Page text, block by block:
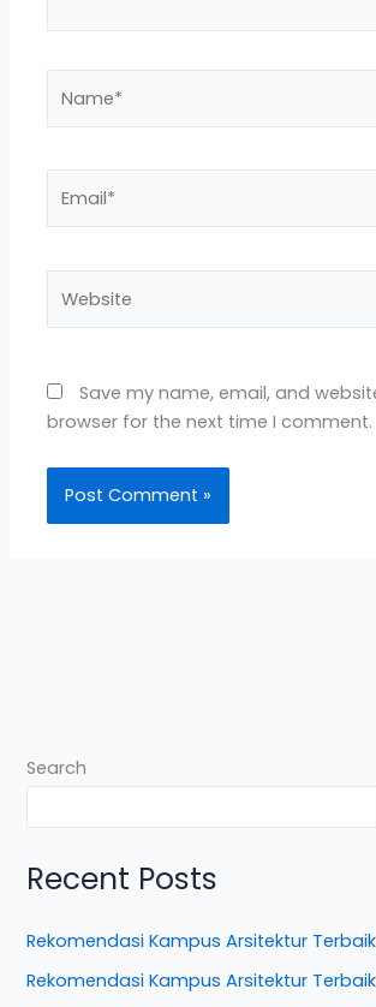
Save my name, email, and
browser for the next time I comment.
Search
Recent Posts
Rekomendasi Kampus Arsitektur Terbaik
Rekomendasi Kampus Arsitektur